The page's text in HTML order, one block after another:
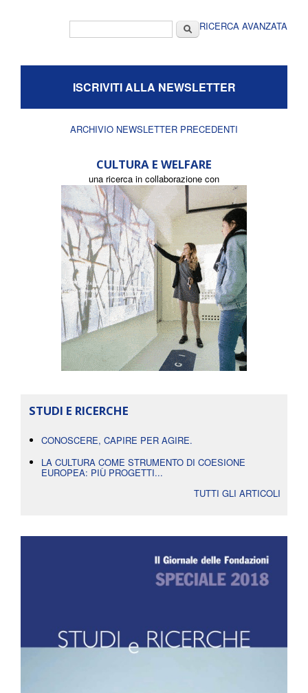
CercaRICERCA AVANZATA
ISCRIVITI ALLA NEWSLETTER
ARCHIVIO NEWSLETTER PRECEDENTI
CULTURA E WELFARE
una ricerca in collaborazione con
STUDI E RICERCHE
CONOSCERE, CAPIRE PER AGIRE.
LA CULTURA COME STRUMENTO DI COESIONE
EUROPEA: PIÙ PROGETTI...
TUTTI GLI ARTICOLI